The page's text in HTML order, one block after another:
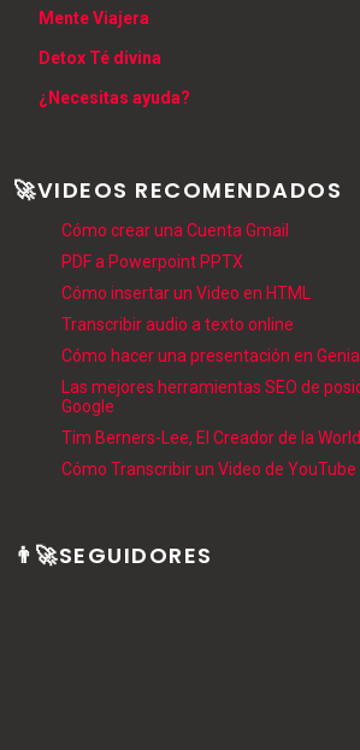
Mente Viajera
Detox Té divina
¿Necesitas ayuda?
🚀VIDEOS RECOMENDADOS
Cómo crear una Cuenta Gmail
PDF a Powerpoint PPTX
Cómo insertar un Video en HTML
Transcribir audio a texto online
Cómo hacer una presentación en
Las mejores herramientas SEO de
Google
Tim Berners-Lee, El Creador de la
Cómo Transcribir un Video de YouTube
👨‍🚀SEGUIDORES